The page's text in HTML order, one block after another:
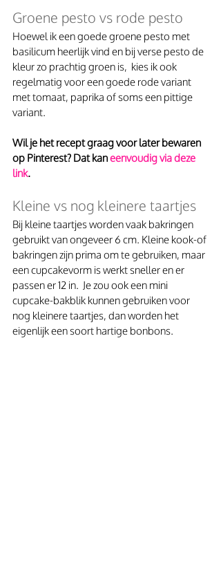
Groene pesto vs rode pesto
Hoewel ik een goede groene pesto met
basilicum heerlijk vind en bij verse pesto de
kleur zo prachtig groen is,  kies ik ook
regelmatig voor een goede rode variant
met tomaat, paprika of soms een pittige
variant.
Wil je het recept graag voor later bewaren
op Pinterest? Dat kan eenvoudig via deze
link.
Kleine vs nog kleinere taartjes
Bij kleine taartjes worden vaak bakringen
gebruikt van ongeveer 6 cm. Kleine kook-of
bakringen zijn prima om te gebruiken, maar
een cupcakevorm is werkt sneller en er
passen er 12 in.  Je zou ook een mini
cupcake-bakblik kunnen gebruiken voor
nog kleinere taartjes, dan worden het
eigenlijk een soort hartige bonbons.